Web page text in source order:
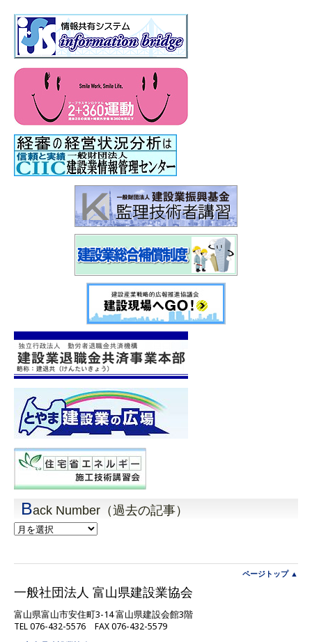
Back Number（過去の記事）
Back
Number（過
事）
ページトップ ▲
一般社団法人 富山県建設業協会
富山県富山市安住町3-14 富山県建設会館3階
TEL 076-432-5576 FAX 076-432-5579